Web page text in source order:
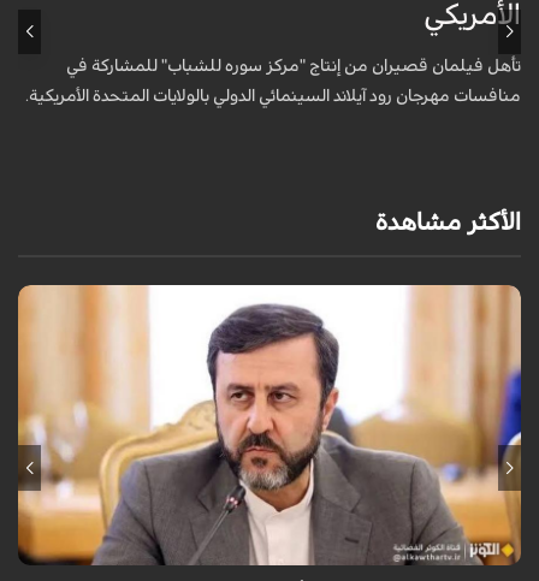
الأمريكي
تأهل فيلمان قصيران من إنتاج "مركز سوره للشباب" للمشاركة في
منافسات مهرجان رود آيلاند السينمائي الدولي بالولايات المتحدة الأمريكية.
الأكثر مشاهدة
قال نائب وزير الخارجية الإيراني كاظم غريب آبادي، إن إيران لن تقبل بالتدخل
الأجنبي في مضيق هرمز.